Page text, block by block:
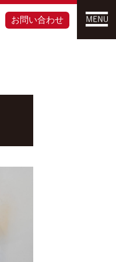
お問い合わせ